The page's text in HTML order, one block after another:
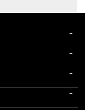
+
+
+
+